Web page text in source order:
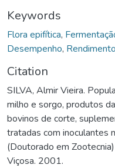
Keywords
Flora epifítica,
Desempenho,
Citation
SILVA, Almir Vieira.
milho e sorgo, produtos
bovinos de corte,
tratadas com inoculantes
(Doutorado em
Viçosa. 2001.